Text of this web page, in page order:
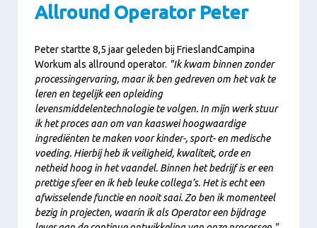
Allround Operator Peter
Peter startte 8,5 jaar geleden bij FrieslandCampina
Workum als allround operator. "Ik kwam binnen zonder
processingervaring, maar ik ben gedreven om het vak te
leren en tegelijk een opleiding
levensmiddelentechnologie te volgen. In mijn werk stuur
ik het proces aan om van kaaswei hoogwaardige
ingrediënten te maken voor kinder-, sport- en medische
voeding. Hierbij heb ik veiligheid, kwaliteit, orde en
netheid hoog in het vaandel. Binnen het bedrijf is er een
prettige sfeer en ik heb leuke collega’s. Het is echt een
afwisselende functie en nooit saai. Zo ben ik momenteel
bezig in projecten, waarin ik als Operator een bijdrage